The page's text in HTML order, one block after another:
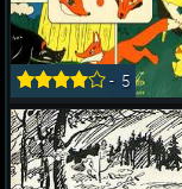
- 5